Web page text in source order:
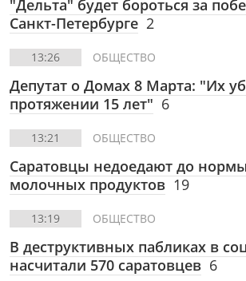
"Дельта" будет бороться за
Санкт-Петербурге 2
13:26 ОБЩЕСТВО
Депутат о Домах 8 Марта: "Их
протяжении 15 лет" 6
13:21 ОБЩЕСТВО
Саратовцы недоедают до
молочных продуктов 19
13:19 ОБЩЕСТВО
В деструктивных пабликах в
насчитали 570 саратовцев 6